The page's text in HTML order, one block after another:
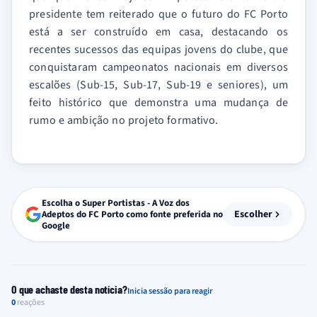
presidente tem reiterado que o futuro do FC Porto
está a ser construído em casa, destacando os
recentes sucessos das equipas jovens do clube, que
conquistaram campeonatos nacionais em diversos
escalões (Sub-15, Sub-17, Sub-19 e seniores), um
feito histórico que demonstra uma mudança de
rumo e ambição no projeto formativo.
Escolha o Super Portistas - A Voz dos
Adeptos do FC Porto como fonte preferida no
Google
Escolher
O que achaste desta notícia?Inicia sessão para reagir
0reações